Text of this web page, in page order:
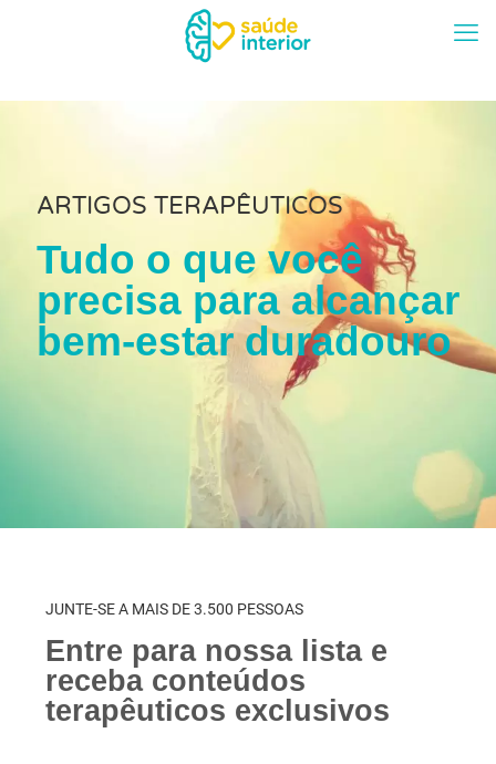
ARTIGOS TERAPÊUTICOS
Tudo o que você
precisa para alcançar
bem-estar duradouro
JUNTE-SE A MAIS DE 3.500 PESSOAS
Entre para nossa lista e
receba conteúdos
terapêuticos exclusivos